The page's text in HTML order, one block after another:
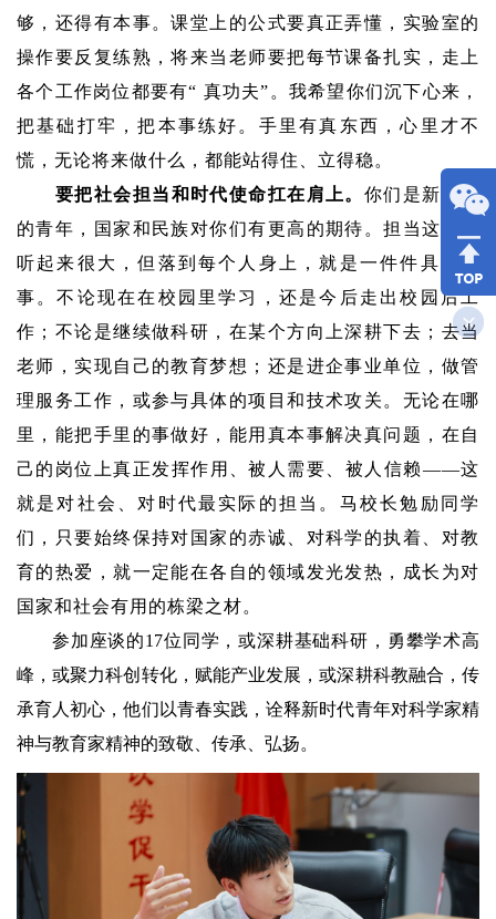
够，还得有本事。课堂上的公式要真正弄懂，实验室的
操作要反复练熟，将来当老师要把每节课备扎实，走上
各个工作岗位都要有“ 真功夫”。我希望你们沉下心来，
把基础打牢，把本事练好。手里有真东西，心里才不
慌，无论将来做什么，都能站得住、立得稳。
要把社会担当和时代使命扛在肩上。 你们是新时代
的青年，国家和民族对你们有更高的期待。担当这个词
听起来很大，但落到每个人身上，就是一件件具体的
事。不论现在在校园里学习，还是今后走出校园后工
作；不论是继续做科研，在某个方向上深耕下去；去当
老师，实现自己的教育梦想；还是进企事业单位，做管
理服务工作，或参与具体的项目和技术攻关。无论在哪
里，能把手里的事做好，能用真本事解决真问题，在自
己的岗位上真正发挥作用、被人需要、被人信赖——这
就是对社会、对时代最实际的担当。马校长勉励同学
们，只要始终保持对国家的赤诚、对科学的执着、对教
育的热爱，就一定能在各自的领域发光发热，成长为对
国家和社会有用的栋梁之材。
参加座谈的17位同学，或深耕基础科研，勇攀学术高
峰，或聚力科创转化，赋能产业发展，或深耕科教融合，传
承育人初心，他们以青春实践，诠释新时代青年对科学家精
神与教育家精神的致敬、传承、弘扬。